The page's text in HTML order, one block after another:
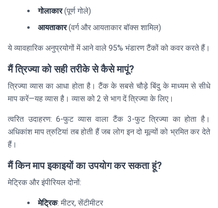
गोलाकार(पूर्ण गोले)
आयताकार(वर्ग और आयताकार बॉक्स शामिल)
ये व्यावहारिक अनुप्रयोगों में आने वाले 95% भंडारण टैंकों को कवर करते हैं।
मैं त्रिज्या को सही तरीके से कैसे मापूं?
त्रिज्या व्यास का आधा होता है। टैंक के सबसे चौड़े बिंदु के माध्यम से सीधे
माप करें—यह व्यास है। व्यास को 2 से भाग दें त्रिज्या के लिए।
त्वरित उदाहरण: 6-फुट व्यास वाला टैंक 3-फुट त्रिज्या का होता है।
अधिकांश माप त्रुटियां तब होती हैं जब लोग इन दो मूल्यों को भ्रमित कर देते
हैं।
मैं किन माप इकाइयों का उपयोग कर सकता हूं?
मेट्रिक और इंपीरियल दोनों:
मेट्रिक: मीटर, सेंटीमीटर